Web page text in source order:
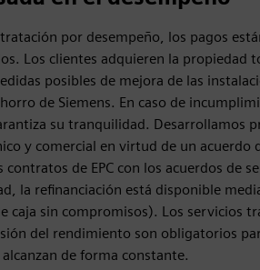
por desempeño, los pagos
Los clientes adquieren la propiedad
posibles de mejora de las
de Siemens. En caso de
su tranquilidad. Desarrollamos
y comercial en virtud de un acuerdo
de EPC con los acuerdos de
la refinanciación está disponible
caja sin compromisos). Los servicios
del rendimiento son obligatorios
de forma constante.